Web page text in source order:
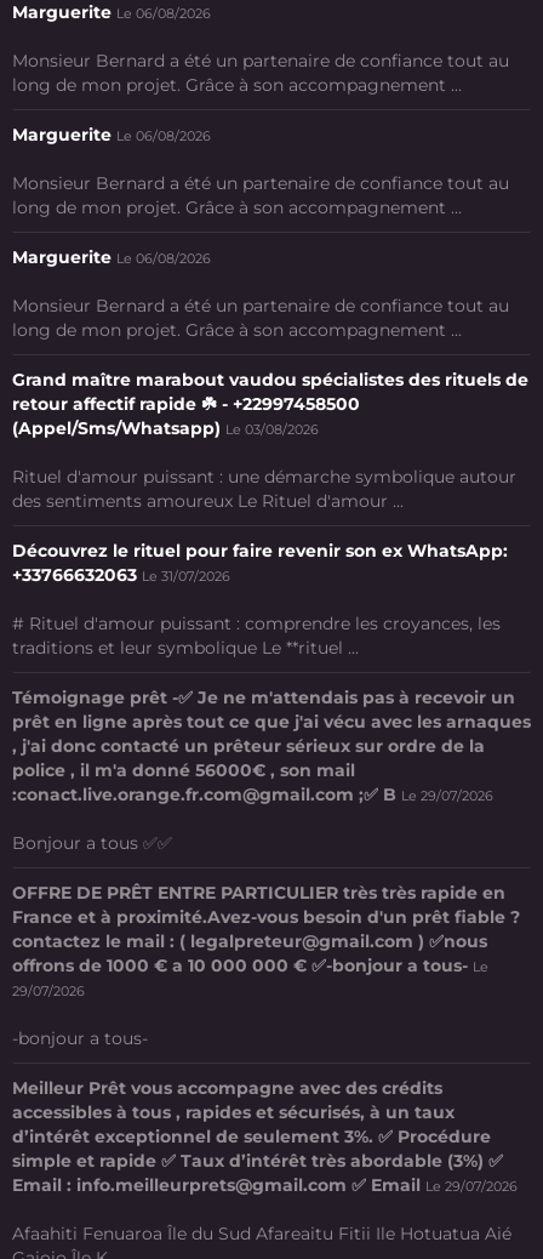
Marguerite Le 06/08/2026
Monsieur Bernard a été un partenaire de confiance tout au
long de mon projet. Grâce à son accompagnement ...
Marguerite Le 06/08/2026
Monsieur Bernard a été un partenaire de confiance tout au
long de mon projet. Grâce à son accompagnement ...
Marguerite Le 06/08/2026
Monsieur Bernard a été un partenaire de confiance tout au
long de mon projet. Grâce à son accompagnement ...
Grand maître marabout vaudou spécialistes des rituels de
retour affectif rapide ☘️ - +22997458500
(Appel/Sms/Whatsapp) Le 03/08/2026
Rituel d'amour puissant : une démarche symbolique autour
des sentiments amoureux Le Rituel d'amour ...
Découvrez le rituel pour faire revenir son ex WhatsApp:
+33766632063 Le 31/07/2026
# Rituel d'amour puissant : comprendre les croyances, les
traditions et leur symbolique Le **rituel ...
Témoignage prêt -✅ Je ne m'attendais pas à recevoir un
prêt en ligne après tout ce que j'ai vécu avec les arnaques
, j'ai donc contacté un prêteur sérieux sur ordre de la
police , il m'a donné 56000€ , son mail
:conact.live.orange.fr.com@gmail.com ;✅ B Le 29/07/2026
Bonjour a tous ✅✅
OFFRE DE PRÊT ENTRE PARTICULIER très très rapide en
France et à proximité.Avez-vous besoin d'un prêt fiable ?
contactez le mail : ( legalpreteur@gmail.com ) ✅nous
offrons de 1000 € a 10 000 000 € ✅-bonjour a tous- Le
29/07/2026
-bonjour a tous-
Meilleur Prêt vous accompagne avec des crédits
accessibles à tous , rapides et sécurisés, à un taux
d’intérêt exceptionnel de seulement 3%. ✅ Procédure
simple et rapide ✅ Taux d’intérêt très abordable (3%) ✅
Email : info.meilleurprets@gmail.com ✅ Email Le 29/07/2026
Afaahiti Fenuaroa Île du Sud Afareaitu Fitii Ile Hotuatua Aié